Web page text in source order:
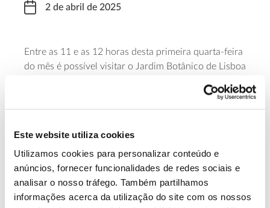
Este website utiliza cookies
Utilizamos cookies para personalizar conteúdo e
anúncios, fornecer funcionalidades de redes sociais e
analisar o nosso tráfego. Também partilhamos
informações acerca da utilização do site com os nossos
2 de abril de 2025
Entre as 11 e as 12 horas desta primeira quarta-feira
do mês é possível visitar o Jardim Botânico de Lisboa
fechado ao público. A visita é feita na companhia de
quem cuida das coleções botânicas e faz crescer as
os seus jardineiros e jardineiras.
Saiba mais